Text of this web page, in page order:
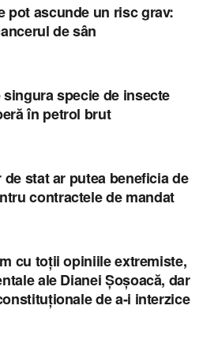
pot ascunde un risc grav:
de sân
specie de insecte
în petrol brut
stat ar putea beneficia de
contractele de mandat
cu toții opiniile extremiste,
ale Dianei Șoșoacă, dar
de a-i interzice